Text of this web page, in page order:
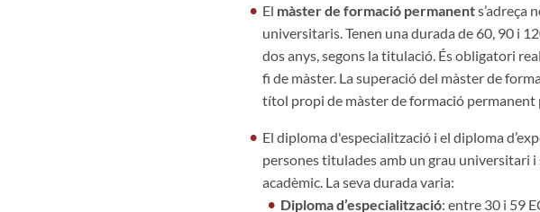
El màster de formació permanents’adreça
universitaris. Tenen una durada de 60, 90 i
dos anys, segons la titulació. És obligatori
fi de màster. La superació del màster de
títol propi de màster de formació permanent
El diploma d'especialització i el diploma
persones titulades amb un grau universitari i
acadèmic. La seva durada varia:
Diploma d’especialització: entre 30 i 59